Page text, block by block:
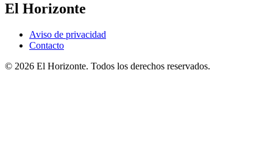
El Horizonte
Aviso de privacidad
Contacto
© 2026 El Horizonte. Todos los derechos reservados.